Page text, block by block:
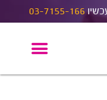
03-7155-166